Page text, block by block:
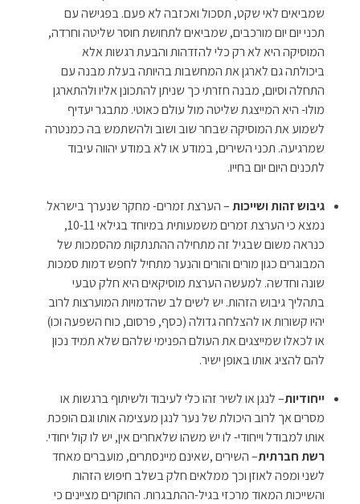
שמביאים לאי שקט, תסכול ואכזבה לא פעם. בפגישה עם
תכני יום יום מורכבים, שמביאים לתחושת חוסר שליטה וחרדה,
המוסיקה היא לא רק כלי להזדהות והבעת רגשות אלא
ביכולתה גם לארגן את המחשבות בהיותה בעלת מבנה עם
התחלה וסיום, מבנה חזרתי כך שניתן להתכונן אליו ולהתארגן
מולו- היא המייצגת שליטה מול עולם כאוטי. מתבגר יעדיף
לשמוע את המוסיקה שבחר שוב ושוב ולהשתמש בה כמנטרה
שמרגיעה. תכני השירים, במודע או לא במודע יהווה עיבוד
לתכנים היום יום בחייו.
גיבוש זהות ושייכות– הערצת זמרים- מחקר שנערך בישראל
נמצא כי הערצת זמרים משמעותית במיוחד בגילאי 10-11,
כנראה משום שבגיל זה מתחילה ההתנתקות מהסמכות של
המבוגרים כגון מורים והורים והנער מתחיל לחפש דמות סמכות
שונה וחדשה. למעשה הערצת מוסיקאים היא חלק טבעי
בתהליך גיבוש הזהות. יש לשים לב שהדמויות המוערצות לרוב
יהיו קשורות או להצלחה גדולה (כסף, פרסום, כוח השפעה וכו)
או לכאלו שמייצגים את העולם הפנימי שלהם שלא תמיד נכון
להם להציג אותו באופן ישיר.
ייחודיות– לנגן או לשיר זהו כלי לעיבוד ולשיתוף ברגשות או
מסרים אך לרוב היכולת של נער לנגן מעצימה אותו וגם הופכת
אותו למבודל וייחודי- לו יש משהו שלאחרים אין, יש לו קול יחודי.
רשת חברתית– השירים ,שאינם מיינסתרים, מועברים מאחד
לשני ומפה לאוזן וכך ממלאים חלק בשלב חיפוש הזהות
והשייכות המאוד מרכזי בגיל-ההתבגרות. החוקרים מציינים כי